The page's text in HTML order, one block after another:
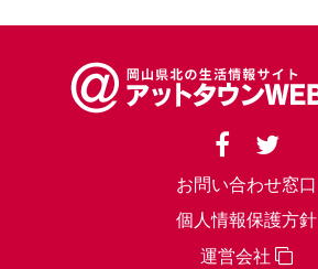
お問い合わせ窓口
個人情報保護方針
運営会社